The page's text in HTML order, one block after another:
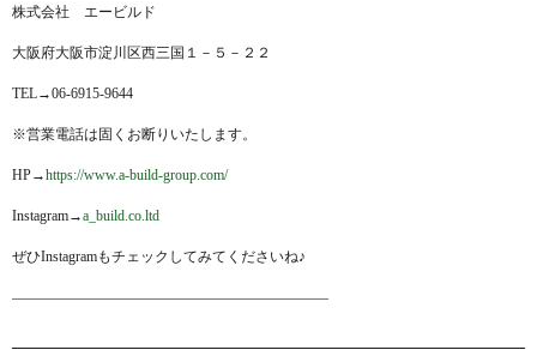
株式会社 エービルド
大阪府大阪市淀川区西三国１－５－２２
TEL→06-6915-9644
※営業電話は固くお断りいたします。
HP→https://www.a-build-group.com/
Instagram→a_build.co.ltd
ぜひInstagramもチェックしてみてくださいね♪
——————————————————————